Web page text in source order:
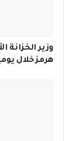
وزير الخزانة
هرمز خلال